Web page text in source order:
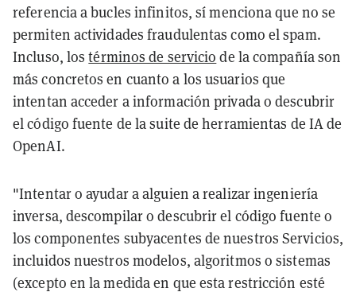
referencia a bucles infinitos, sí menciona que no se
permiten actividades fraudulentas como el spam.
Incluso, lostérminos de servicio de la compañía son
más concretos en cuanto a los usuarios que
intentan acceder a información privada o descubrir
el código fuente de la suite de herramientas de IA de
OpenAI.
"Intentar o ayudar a alguien a realizar ingeniería
inversa, descompilar o descubrir el código fuente o
los componentes subyacentes de nuestros Servicios,
incluidos nuestros modelos, algoritmos o sistemas
(excepto en la medida en que esta restricción esté